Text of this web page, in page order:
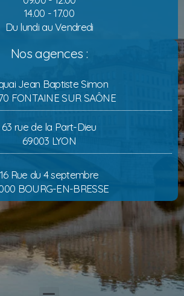
14.00 - 17.00
Du lundi au Vendredi
Nos agences :
Jean Baptiste Simon
FONTAINE SUR SAÔNE
63 rue de la Part-Dieu
69003 LYON
16 Rue du 4 septembre
BOURG-EN-BRESSE